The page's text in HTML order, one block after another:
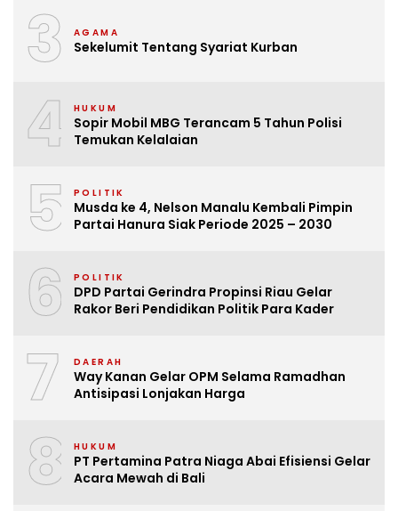
3 AGAMA
Sekelumit Tentang Syariat Kurban
4 HUKUM
Sopir Mobil MBG Terancam 5 Tahun Polisi
Temukan Kelalaian
5 POLITIK
Musda ke 4, Nelson Manalu Kembali Pimpin
Partai Hanura Siak Periode 2025 – 2030
6 POLITIK
DPD Partai Gerindra Propinsi Riau Gelar
Rakor Beri Pendidikan Politik Para Kader
7 DAERAH
Way Kanan Gelar OPM Selama Ramadhan
Antisipasi Lonjakan Harga
8 HUKUM
PT Pertamina Patra Niaga Abai Efisiensi Gelar
Acara Mewah di Bali